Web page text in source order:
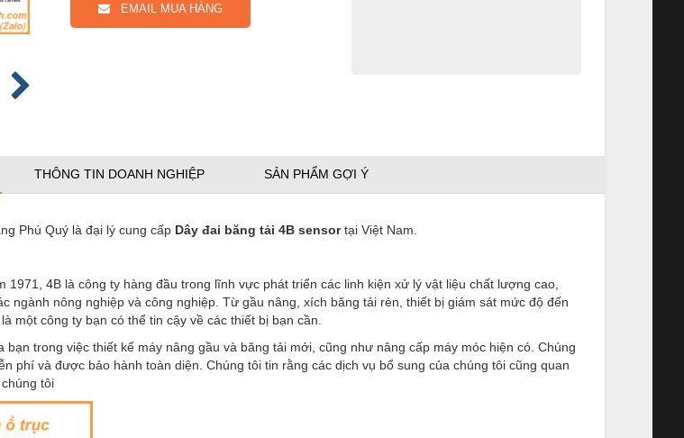
EMAIL MUA HÀNG
THÔNG TIN DOANH NGHIỆP SẢN PHẨM GỢI Ý
Phú Quý là đại lý cung cấp Dây đai băng tải 4B sensortại Việt Nam.
1971, 4B là công ty hàng đầu trong lĩnh vực phát triển các linh kiện xử lý vật liệu chất lượng cao,
ngành nông nghiệp và công nghiệp. Từ gầu nâng, xích băng tải rèn, thiết bị giám sát mức độ đến
một công ty bạn có thể tin cậy về các thiết bị bạn cần.
bạn trong việc thiết kế máy nâng gầu và băng tải mới, cũng như nâng cấp máy móc hiện có. Chúng
phí và được bảo hành toàn diện. Chúng tôi tin rằng các dịch vụ bổ sung của chúng tôi cũng quan
tôi